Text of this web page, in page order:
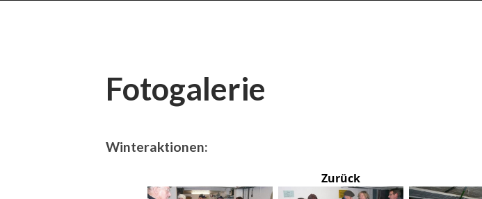
Fotogalerie
Winteraktionen:
Zurück